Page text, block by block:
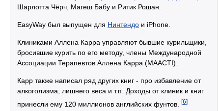
Шарлотта Чёрч, Магеш Бабу и Ритик Рошан.
EasyWay был выпущен для Нинтендо и iPhone.
Клиниками Аллена Карра управляют бывшие курильщики,
бросившие курить по его методу, члены Международной
Ассоциации Терапевтов Аллена Карра (MAACTI).
Карр также написал ряд других книг - про избавление от
алкоголизма, лишнего веса и т.п. Доходы от клиник и книг
принесли ему 120 миллионов английских фунтов.
[6]